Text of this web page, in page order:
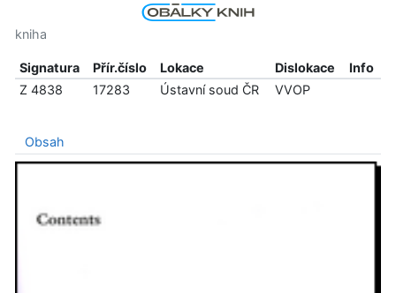
kniha
Signatura Přír.číslo Lokace Dislokace
Info
Z 4838
17283 Ústavní soud ČR VVOP
Obsah